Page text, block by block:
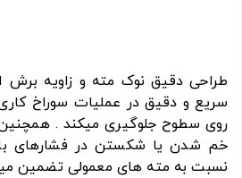
طراحی دقیق نوک مته و زاویه برش
سریع و دقیق در عملیات سوراخ
روی سطوح جلوگیری میکند . همچنین
خم شدن یا شکستن در فشارهای
نسبت به مته های معمولی تضمین